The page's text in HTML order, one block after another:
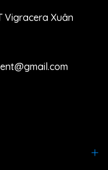
Vigracera Xuân